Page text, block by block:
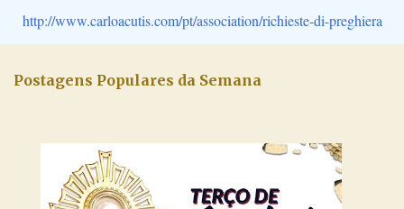
http://www.carloacutis.com/pt/association/richieste-di-preghiera
Postagens Populares da Semana